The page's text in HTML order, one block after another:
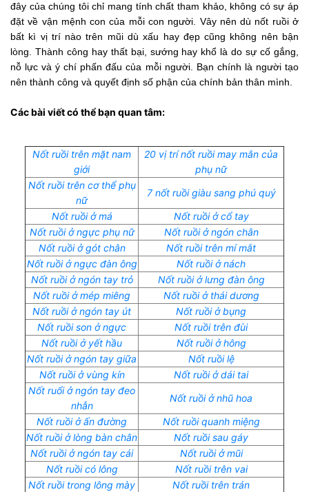
đây của chúng tôi chỉ mang tính chất tham khảo, không có sự áp
đặt về vận mệnh con của mỗi con người. Vây nên dù nốt ruồi ở
bất kì vị trí nào trên mũi dù xấu hay đẹp cũng không nên bận
lòng. Thành công hay thất bại, sướng hay khổ là do sự cố gắng,
nỗ lực và ý chí phấn đấu của mỗi người. Bạn chính là người tạo
nên thành công và quyết định số phận của chính bản thân mình.
Các bài viết có thể bạn quan tâm:
Nốt ruồi trên mặt nam
giới
20 vị trí nốt ruồi may mắn của
phụ nữ
Nốt ruồi trên cơ thể phụ
nữ
7 nốt ruồi giàu sang phú quý
Nốt ruồi ở má
Nốt ruồi ở cổ tay
Nốt ruồi ở ngực phụ nữ
Nốt ruồi ở ngón chân
Nốt ruồi ở gót chân
Nốt ruồi trên mí mắt
Nốt ruồi ở ngực đàn ông
Nốt ruồi ở nách
Nốt ruồi ở ngón tay trỏ
Nốt ruồi ở lưng đàn ông
Nốt ruồi ở mép miêng
Nốt ruồi ở thái dương
Nốt ruồi ở ngón tay út
Nốt ruồi ở bụng
Nốt ruồi son ở ngực
Nốt ruồi trên đùi
Nốt ruồi ở yết hầu
Nốt ruồi ở hông
Nốt ruồi ở ngón tay giữa
Nốt ruồi lệ
Nốt ruồi ở vùng kín
Nốt ruồi ở dái tai
Nốt ruổi ở ngón tay đeo
nhẫn
Nốt ruồi ở nhũ hoa
Nốt ruồi ở ấn đường
Nốt ruồi quanh miệng
Nốt ruồi ở lòng bàn chân
Nốt ruồi sau gáy
Nốt ruồi ở ngón tay cái
Nốt ruồi ở mũi
Nốt ruồi có lông
Nốt ruồi trên vai
Nốt ruồi trong lông mày
Nốt ruồi trên trán